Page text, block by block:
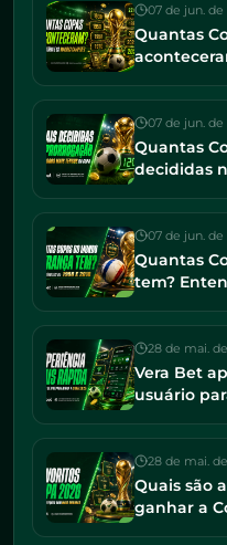
07 de jun. de
Quantas
07 de jun. de
Quantas
decididas
07 de jun. de
Quantas
tem?
28 de mai.
Vera Bet
usuário
28 de mai.
Quais são
ganhar a